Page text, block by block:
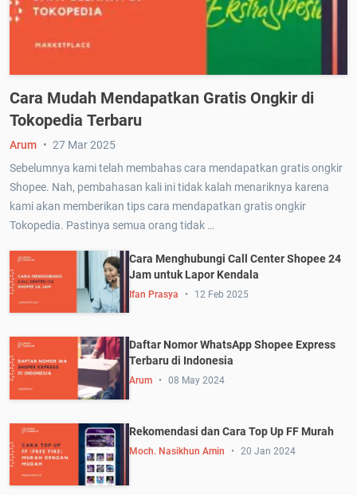
Cara Mudah Mendapatkan Gratis Ongkir di
Tokopedia Terbaru
Sebelumnya kami telah membahas cara mendapatkan gratis ongkir
Shopee. Nah, pembahasan kali ini tidak kalah menariknya karena
kami akan memberikan tips cara mendapatkan gratis ongkir
Tokopedia. Pastinya semua orang tidak …
Arum 27 Mar 2025
Cara Menghubungi Call Center Shopee 24
Jam untuk Lapor Kendala
Ifan Prasya 12 Feb 2025
Daftar Nomor WhatsApp Shopee Express
Terbaru di Indonesia
Arum 08 May 2024
Rekomendasi dan Cara Top Up FF Murah
Moch. Nasikhun Amin 20 Jan 2024